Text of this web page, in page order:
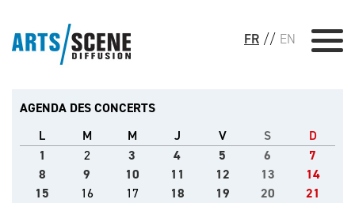
FR // EN
AGENDA DES CONCERTS
L
M M J V S
D
1
2 3 4 5 6
7
8
9 10 11 12 13
14
15
16 17 18 19 20
21